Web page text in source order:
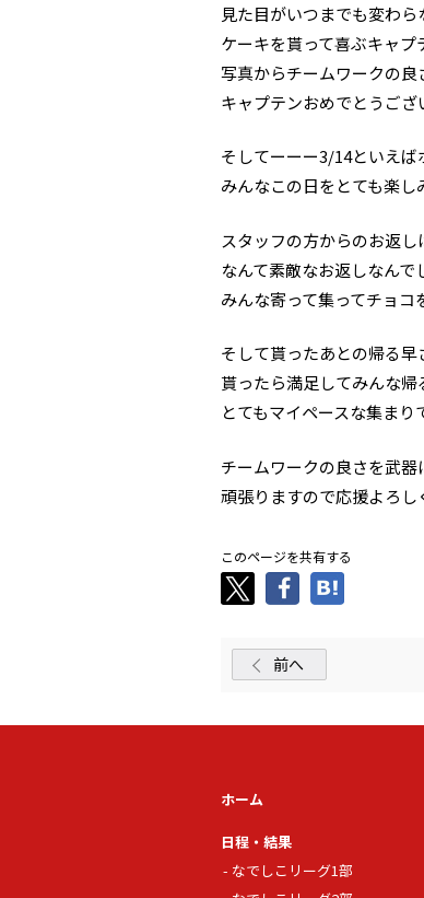
見た目がいつまでも変わら
ケーキを貰って喜ぶキャ
写真からチームワークの
キャプテンおめでとうござ
そしてーーー3/14といえ
みんなこの日をとても楽し
スタッフの方からのお返
なんて素敵なお返しなんで
みんな寄って集ってチョコ
そして貰ったあとの帰る早
貰ったら満足してみんな帰
とてもマイペースな集まり
チームワークの良さを武
頑張りますので応援よろし
このページを共有する
前へ
ホーム
日程・結果
なでしこリーグ1部